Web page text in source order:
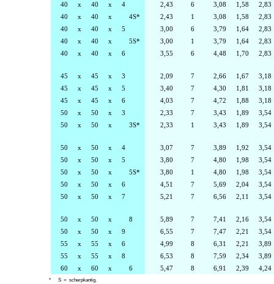
40 x 40 x 4 2,43 6 3,08 1,58
2,83
40
x 40 x 4S* 2,43 1 3,08 1,58
2,83
40
x 40 x 5 3,00 6 3,79 1,64
2,83
40
x 40 x 5S* 3,00 1 3,79 1,64
2,83
40
x 40 x 6 3,55 6 4,48 1,70 2,83
45 x 45 x 3 2,09 7 2,66 1,67
3,18
45
x 45 x 5 3,40 7 4,30 1,81
3,18
45
x 45 x 6 4,03 7 4,72 1,88
3,18
50
x 50 x 3 2,33 7 3,43 1,89
3,54
50
x 50 x 3S* 2,33 1 3,43 1,89 3,54
50 x 50 x 4 3,07 7 3,89 1,92
3,54
50
x 50 x 5 3,80 7 4,80 1,98
3,54
50
x 50 x 5S* 3,80 1 4,80 1,98
3,54
50
x 50 x 6 4,51 7 5,69 2,04
3,54
50
x 50 x 7 5,21 7 6,56 2,11 3,54
50 x 50 x 8 5,89 7 7,41 2,16
3,54
50
x 50 x 9 6,55 7 7,47 2,21
3,54
55
x 55 x 6 4,99 8 6,31 2,21
3,89
55
x 55 x 8 6,53 8 7,59 2,34
3,89
60
x 60 x 6 5,47 8 6,91 2,39 4,24
* S = scherpkantig.